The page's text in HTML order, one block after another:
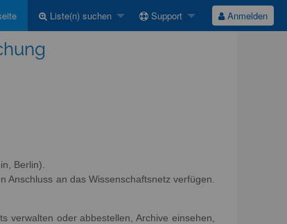
Liste(n) suchen Support Anmelden
Berlin).
Anschluss an das Wissenschaftsnetz verfügen.
verwalten oder abbestellen, Archive einsehen,